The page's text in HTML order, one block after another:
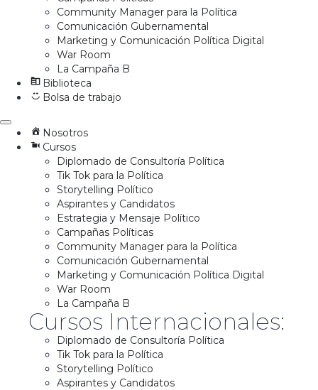
Community Manager para la Política
Comunicación Gubernamental
Marketing y Comunicación Política Digital
War Room
La Campaña B
Biblioteca
Bolsa de trabajo
Nosotros
Cursos
Diplomado de Consultoría Política
Tik Tok para la Política
Storytelling Político
Aspirantes y Candidatos
Estrategia y Mensaje Político
Campañas Políticas
Community Manager para la Política
Comunicación Gubernamental
Marketing y Comunicación Política Digital
War Room
La Campaña B
Cursos Internacionales:
Diplomado de Consultoría Política
Tik Tok para la Política
Storytelling Político
Aspirantes y Candidatos